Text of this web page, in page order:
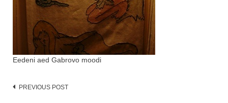
Eedeni aed Gabrovo moodi
Post
PREVIOUS POST